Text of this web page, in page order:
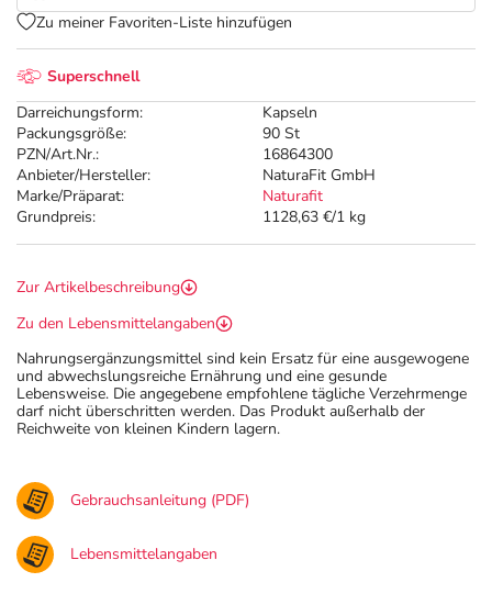
Superschnell
Darreichungsform:
Kapseln
Packungsgröße:
90 St
PZN/Art.Nr.:
16864300
Anbieter/Hersteller:
NaturaFit GmbH
Marke/Präparat:
Naturafit
Grundpreis:
1128,63 €/1 kg
Zu meiner Favoriten-Liste hinzufügen
Zur Artikelbeschreibung
Zu den Lebensmittelangaben
Nahrungsergänzungsmittel sind kein Ersatz für eine ausgewogene
und abwechslungsreiche Ernährung und eine gesunde
Lebensweise. Die angegebene empfohlene tägliche Verzehrmenge
darf nicht überschritten werden. Das Produkt außerhalb der
Reichweite von kleinen Kindern lagern.
Gebrauchsanleitung (PDF)
Lebensmittelangaben